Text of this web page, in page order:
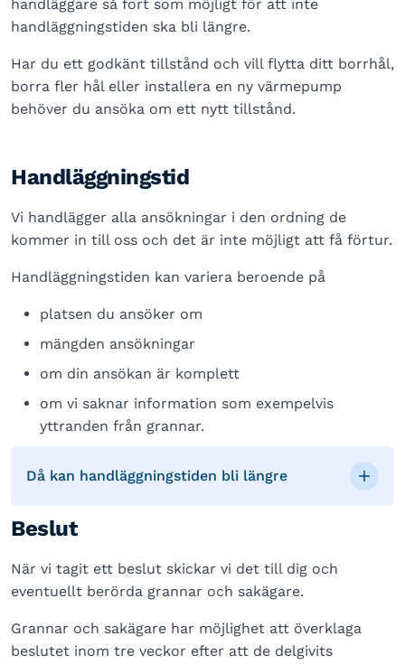
handläggare så fort som möjligt för att inte
handläggningstiden ska bli längre.
Har du ett godkänt tillstånd och vill flytta ditt borrhål,
borra fler hål eller installera en ny värmepump
behöver du ansöka om ett nytt tillstånd.
Handläggningstid
Vi handlägger alla ansökningar i den ordning de
kommer in till oss och det är inte möjligt att få förtur.
Handläggningstiden kan variera beroende på
platsen du ansöker om
mängden ansökningar
om din ansökan är komplett
om vi saknar information som exempelvis
yttranden från grannar.
Då kan handläggningstiden bli längre
Beslut
När vi tagit ett beslut skickar vi det till dig och
eventuellt berörda grannar och sakägare.
Grannar och sakägare har möjlighet att överklaga
beslutet inom tre veckor efter att de delgivits